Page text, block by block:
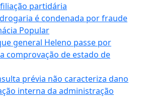
partidária
é condenada por fraude
Popular
general Heleno passe por
comprovação de estado de
prévia não caracteriza dano
interna da administração